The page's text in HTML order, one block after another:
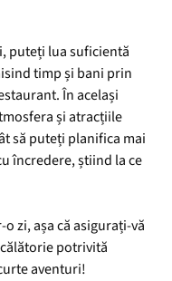
puteți lua suficientă
timp și bani prin
În același
și atracțiile
să puteți planifica mai
încredere, știind la ce
zi, așa că asigurați-vă
potrivită
aventuri!